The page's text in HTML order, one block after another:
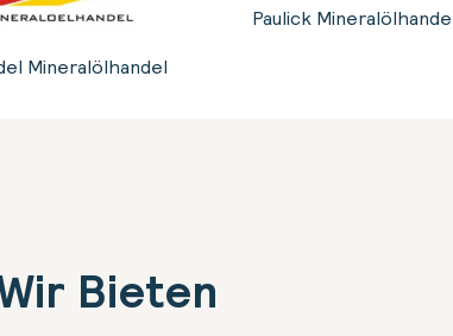
Mineralölhandel
Paulick
Bieten